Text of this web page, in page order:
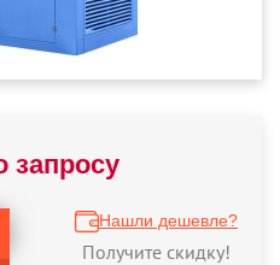
запросу
Нашли дешевле?
Получите скидку!